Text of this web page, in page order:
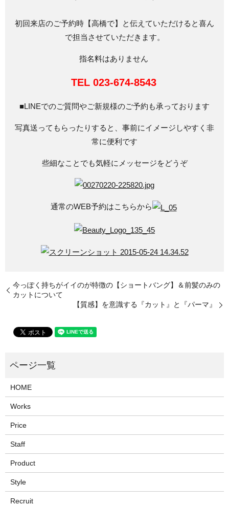
初回来店のご予約時【高橋で】と伝えていただけると喜ん
で担当させていただきます。
指名料はありません
TEL 023-674-8543
■LINEでのご質問やご新規様のご予約も承っております
写真送ってもらったりすると、事前にイメージしやすく非
常に便利です
些細なことでも気軽にメッセージをどうぞ
通常のWEB予約はこちらから
今っぽく持ちがイイのが特徴の【ショートバング】＆前髪のみの
カットについて
【質感】を意識する『カット』と『パーマ』
HOME
Works
Price
Staff
Product
Style
Recruit